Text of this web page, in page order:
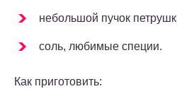
небольшой пучок
соль, любимые специи.
Как приготовить: